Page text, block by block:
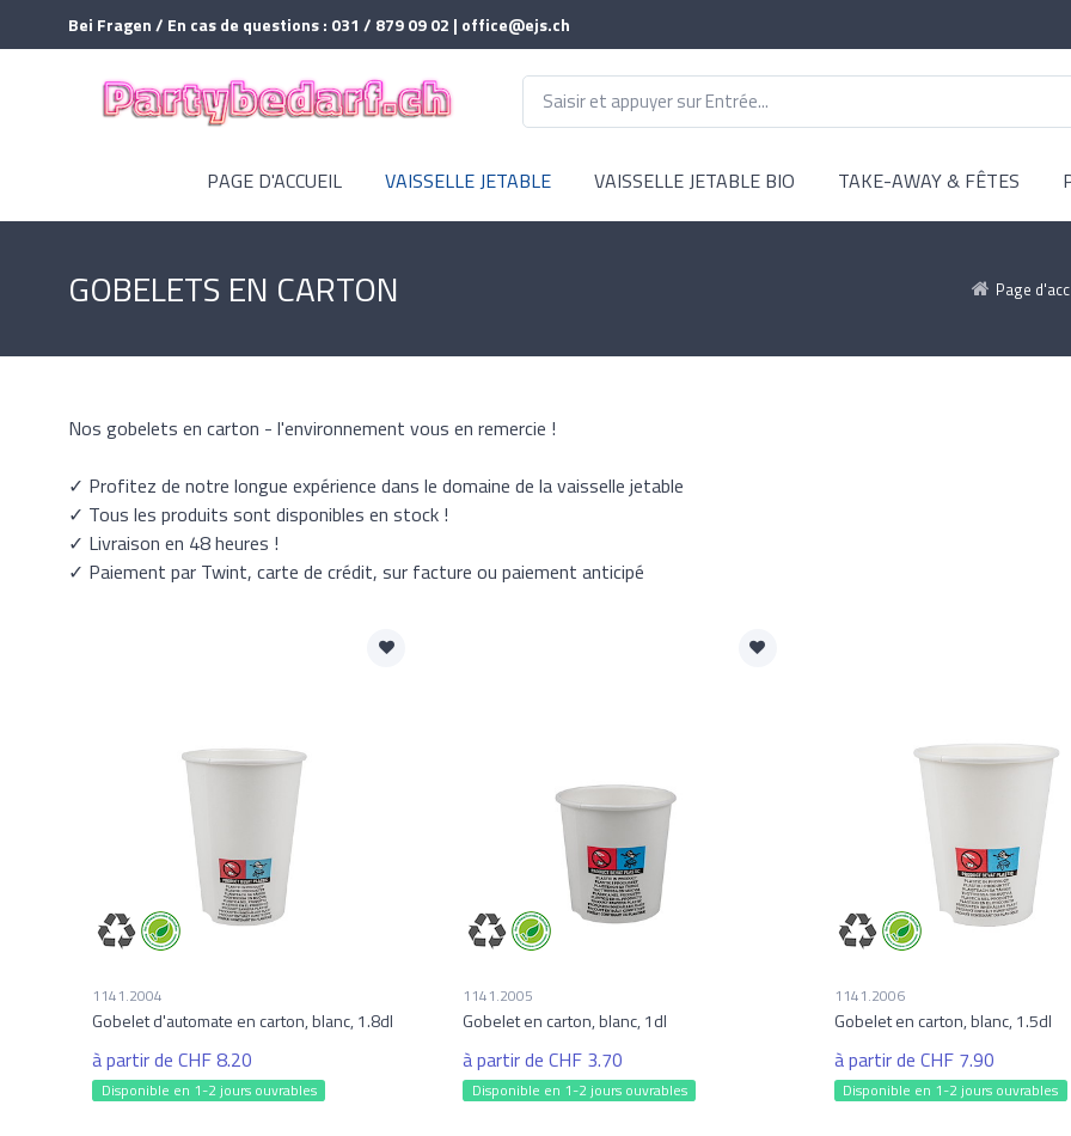
Bei Fragen / En cas de questions : 031 / 879 09 02 | office@ejs.ch
PAGE D'ACCUEIL VAISSELLE JETABLE VAISSELLE JETABLE BIO TAKE-AWAY & FÊTES
Page
GOBELETS EN CARTON
Nos gobelets en carton - l'environnement vous en remercie !
✓ Profitez de notre longue expérience dans le domaine de la vaisselle jetable
✓ Tous les produits sont disponibles en stock !
✓ Livraison en 48 heures !
✓ Paiement par Twint, carte de crédit, sur facture ou paiement anticipé
1141.2004
Gobelet d'automate en carton, blanc, 1.8dl
à partir de CHF 8.20
Disponible en 1-2 jours ouvrables
1141.2005
Gobelet en carton, blanc, 1dl
à partir de CHF 3.70
Disponible en 1-2 jours ouvrables
1141.2006
Gobelet en carton, blanc, 1.5dl
à partir de CHF 7.90
Disponible en 1-2 jours ouvrables